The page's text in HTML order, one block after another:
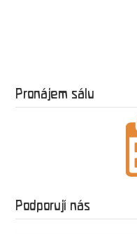
Pronájem sálu
Podporují nás